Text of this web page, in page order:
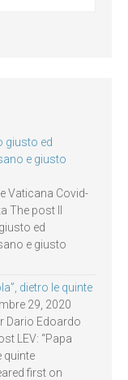
giusto ed
e giusto
Vaticana Covid-
The post Il
ed
e giusto
dietro le quinte
29, 2020
Dario Edoardo
LEV: “Papa
quinte
first on